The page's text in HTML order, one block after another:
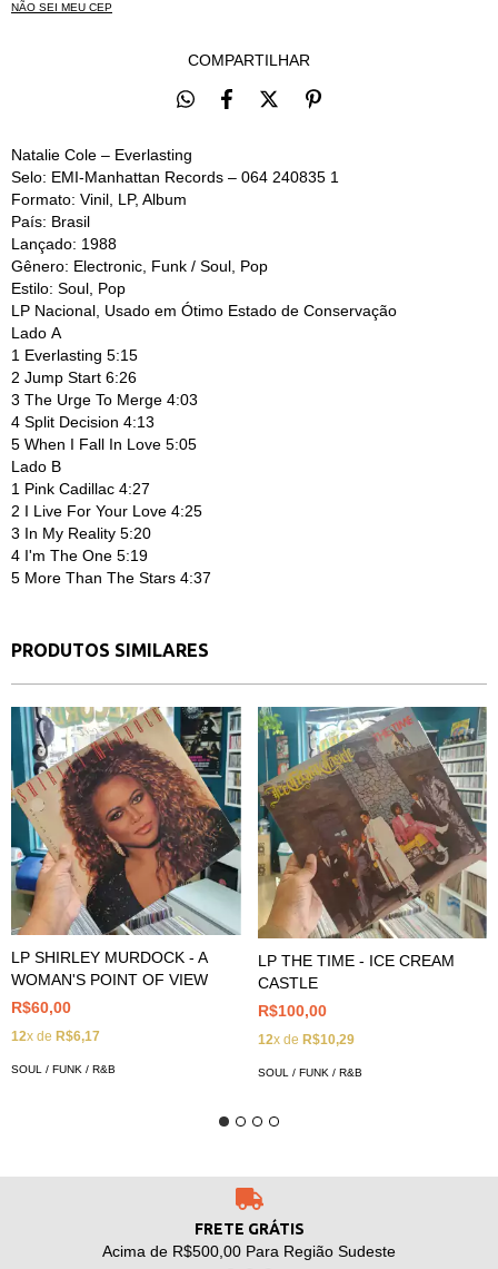
NÃO SEI MEU CEP
COMPARTILHAR
Natalie Cole – Everlasting
Selo: EMI-Manhattan Records – 064 240835 1
Formato: Vinil, LP, Album
País: Brasil
Lançado: 1988
Gênero: Electronic, Funk / Soul, Pop
Estilo: Soul, Pop
LP Nacional, Usado em Ótimo Estado de Conservação
Lado A
1 Everlasting 5:15
2 Jump Start 6:26
3 The Urge To Merge 4:03
4 Split Decision 4:13
5 When I Fall In Love 5:05
Lado B
1 Pink Cadillac 4:27
2 I Live For Your Love 4:25
3 In My Reality 5:20
4 I'm The One 5:19
5 More Than The Stars 4:37
PRODUTOS SIMILARES
LP SHIRLEY MURDOCK - A
WOMAN'S POINT OF VIEW
R$60,00
12x de R$6,17
SOUL / FUNK / R&B
LP THE TIME - ICE CREAM
CASTLE
R$100,00
12x de R$10,29
SOUL / FUNK / R&B
FRETE GRÁTIS
Acima de R$500,00 Para Região Sudeste